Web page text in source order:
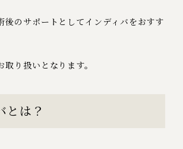
後のサポートとしてインディバをおすす
り扱いとなります。
とは？